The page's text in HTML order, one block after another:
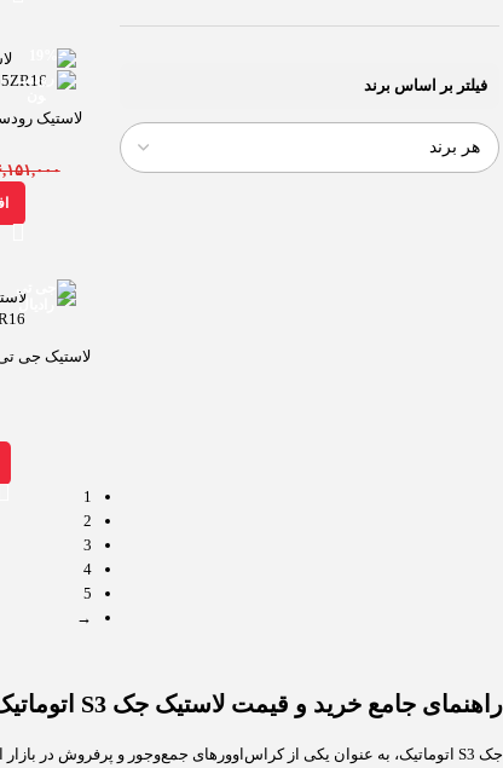
فیلتر بر اساس برند
-19%
1
2
3
4
5
→
راهنمای جامع خرید و قیمت لاستیک جک S3 اتوماتیک
جک S3 اتوماتیک، به عنوان یکی از کراس‌اوورهای جمع‌وجور و پرفروش در بازار ایران، به دلیل استهلاک پایین، مصرف سوخت مناسب و سواری قابل قبول، گزینه‌ای محبوب برای خانواده‌ها و استفاده‌های شهری است. برای حفظ